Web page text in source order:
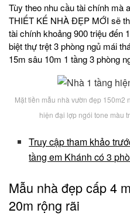
Tùy theo nhu cầu tài chính mà
THIẾT KẾ NHÀ ĐẸP MỚI sẽ
tài chính khoảng 900 triệu đến
biệt thự trệt 3 phòng ngủ mái
15m sâu 10m 1 tầng 3 phòng
Mặt tiền mẫu nhà vườn đẹp 150m2
hiện đại lợp ngói tone màu
Truy cập tham khảo
tầng em Khánh có 3
Mẫu nhà đẹp cấp 4
20m rộng rãi